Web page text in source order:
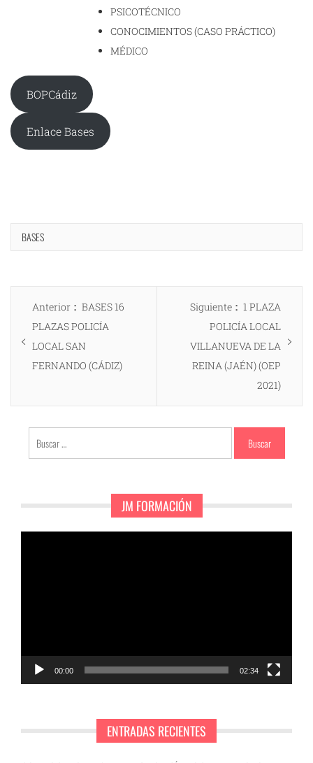
PSICOTÉCNICO
CONOCIMIENTOS (CASO PRÁCTICO)
MÉDICO
BOPCádiz
Enlace Bases
BASES
Navegación
entradas
Anterior
Entrada
anterior:
BASES 16
PLAZAS POLICÍA
LOCAL SAN
FERNANDO (CÁDIZ)
Siguiente
Entrada
siguiente:
1 PLAZA
POLICÍA LOCAL
VILLANUEVA DE LA
REINA (JAÉN) (OEP
2021)
Buscar:
JM FORMACIÓN
00:00 02:34
ENTRADAS RECIENTES